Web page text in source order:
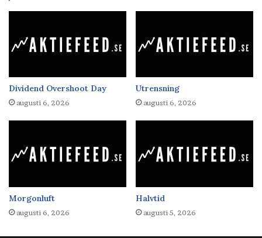
Dividend Overshoot Day
augusti 6, 2026
Utrensning
augusti 6, 2026
Morgonluft
augusti 6, 2026
Halvtid
augusti 5, 2026